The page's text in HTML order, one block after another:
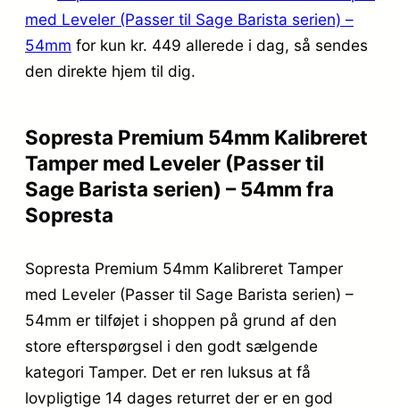
med Leveler (Passer til Sage Barista serien) –
54mm for kun kr. 449 allerede i dag, så sendes
den direkte hjem til dig.
Sopresta Premium 54mm Kalibreret
Tamper med Leveler (Passer til
Sage Barista serien) – 54mm fra
Sopresta
Sopresta Premium 54mm Kalibreret Tamper
med Leveler (Passer til Sage Barista serien) –
54mm er tilføjet i shoppen på grund af den
store efterspørgsel i den godt sælgende
kategori Tamper. Det er ren luksus at få
lovpligtige 14 dages returret der er en god